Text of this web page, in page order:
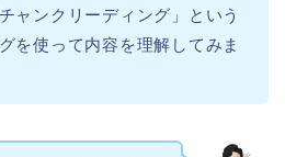
ャンクリーディング」という
を使って内容を理解してみま